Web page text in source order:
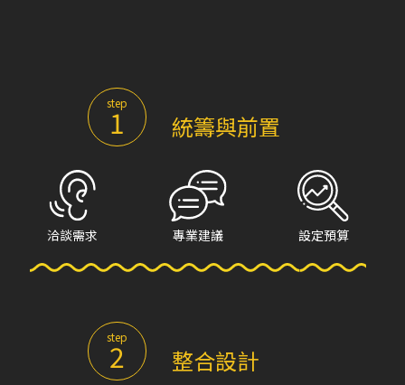
step
1 統籌與前置
洽談需求 專業建議 設定預算
step
2 整合設計